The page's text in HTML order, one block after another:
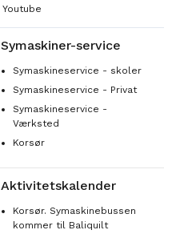
Youtube
Symaskiner-service
Symaskineservice - skoler
Symaskineservice - Privat
Symaskineservice -
Værksted
Korsør
Aktivitetskalender
Korsør. Symaskinebussen
kommer til Baliquilt